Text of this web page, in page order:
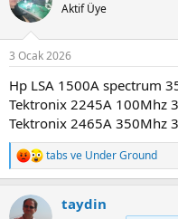
Aktif Üye
3 Ocak 2026
Hp LSA 1500A spectrum
Tektronix 2245A 100Mhz
Tektronix 2465A 350Mhz
R
e
c
tabs ve Under Ground
taydin